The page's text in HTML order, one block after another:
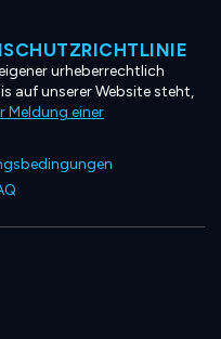
urheberrechtlich
auf unserer Website steht,
Meldung einer